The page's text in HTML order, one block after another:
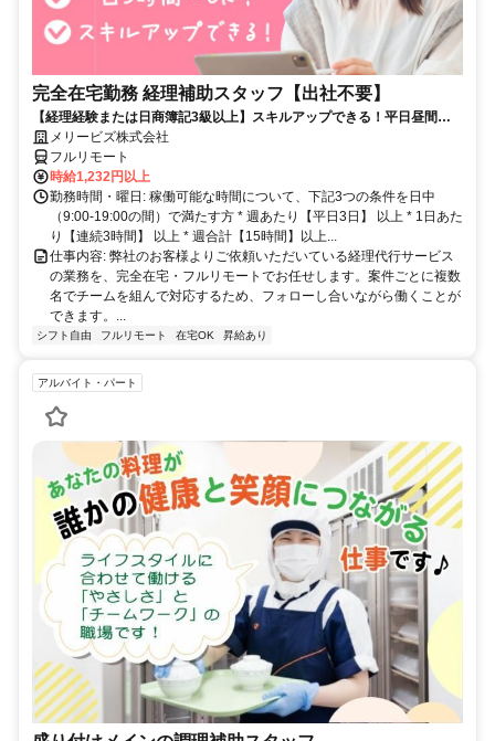
完全在宅勤務 経理補助スタッフ【出社不要】
【経理経験または日商簿記3級以上】スキルアップできる！平日昼間３h
～。完全在宅で育児・介護中の方も大歓迎♪
メリービズ株式会社
フルリモート
時給1,232円以上
勤務時間・曜日: 稼働可能な時間について、下記3つの条件を日中
（9:00-19:00の間）で満たす方 * 週あたり【平日3日】 以上 * 1日あた
り【連続3時間】 以上 * 週合計【15時間】以上...
仕事内容: 弊社のお客様よりご依頼いただいている経理代行サービス
の業務を、完全在宅・フルリモートでお任せします。案件ごとに複数
名でチームを組んで対応するため、フォローし合いながら働くことが
できます。...
シフト自由 フルリモート 在宅OK 昇給あり
アルバイト・パート